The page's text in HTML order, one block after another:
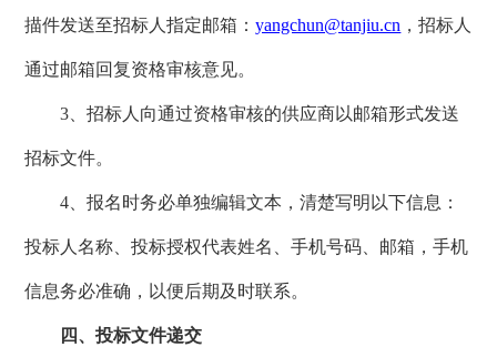
描件发送至招标人指定邮箱：yangchun@tanjiu.cn ，招标人
通过邮箱回复资格审核意见。
3、招标人向通过资格审核的供应商以邮箱形式发送
招标文件。
4、报名时务必单独编辑文本，清楚写明以下信息：
投标人名称、投标授权代表姓名、手机号码、邮箱，手机
信息务必准确，以便后期及时联系。
四、投标文件递交